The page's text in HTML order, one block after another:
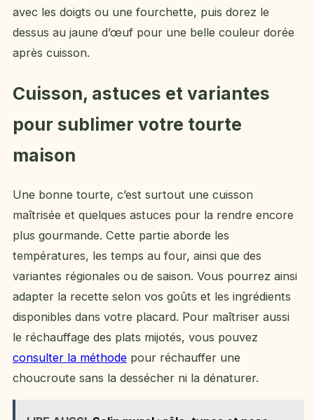
avec les doigts ou une fourchette, puis dorez le
dessus au jaune d’œuf pour une belle couleur dorée
après cuisson.
Cuisson, astuces et variantes
pour sublimer votre tourte
maison
Une bonne tourte, c’est surtout une cuisson
maîtrisée et quelques astuces pour la rendre encore
plus gourmande. Cette partie aborde les
températures, les temps au four, ainsi que des
variantes régionales ou de saison. Vous pourrez ainsi
adapter la recette selon vos goûts et les ingrédients
disponibles dans votre placard. Pour maîtriser aussi
le réchauffage des plats mijotés, vous pouvez
consulter la méthode pour réchauffer une
choucroute sans la dessécher ni la dénaturer.